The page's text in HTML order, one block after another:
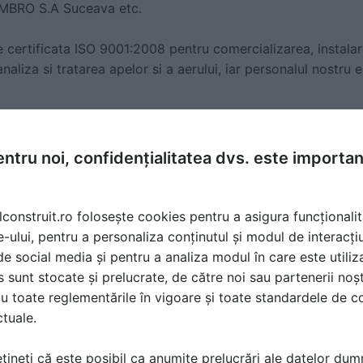
S.A Suceava etc.
ISO 9001:2008 pentru comercializarea,
si tratarea apelor si a aerului, iar personalul nostru
prin solutii tehnice adecvate, asistenta tehnica, punere in
consumabile si piese de schimb pentru produsele
pentru nivel casnic si industrial cuprinde:
compacte programare timp/volum;
simple sau duale - cu comanda de timp, volum,
de calcar;
otel inox;
si semiautomate;
cuartos;
noi, confidențialitatea dvs. este
folosește cookies pentru a asigura
ului, pentru a personaliza conținutul și modul de
social media și pentru a analiza modul în care este
sunt stocate și prelucrate, de către noi sau partenerii
toate reglementările în vigoare și toate standardele de
că este posibil ca anumite prelucrări ale datelor